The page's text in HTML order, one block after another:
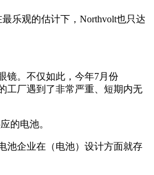
乐观的估计下，Northvolt也只达
镜。不仅如此，今年7月份
工厂遇到了非常严重、短期内无
的电池。
池企业在（电池）设计方面就存